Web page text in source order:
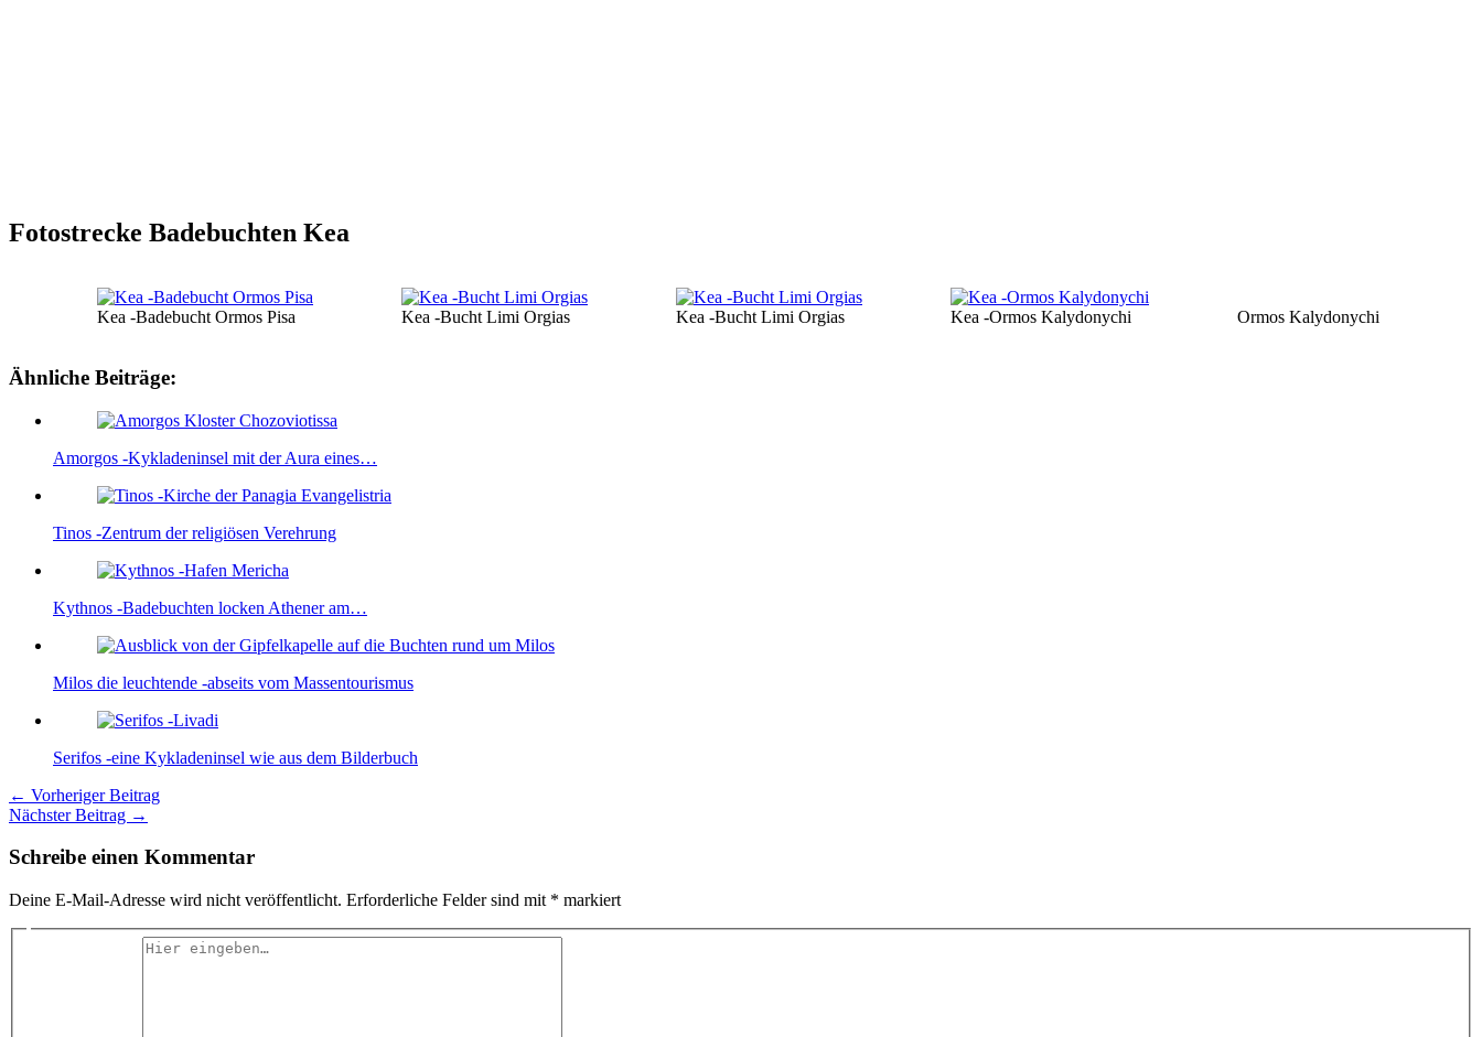
Fotostrecke Badebuchten Kea
Kea -Badebucht Ormos Pisa Kea -Bucht Limi Orgias Kea -Bucht Limi Orgias Kea -Ormos Kalydonychi Ormos Kalydonychi
Ähnliche Beiträge:
Amorgos -Kykladeninsel mit der Aura eines…
Tinos -Zentrum der religiösen Verehrung
Kythnos -Badebuchten locken Athener am…
Milos die leuchtende -abseits vom Massentourismus
Serifos -eine Kykladeninsel wie aus dem Bilderbuch
← Vorheriger Beitrag
Nächster Beitrag →
Schreibe einen Kommentar
Deine E-Mail-Adresse wird nicht veröffentlicht. Erforderliche Felder sind mit * markiert